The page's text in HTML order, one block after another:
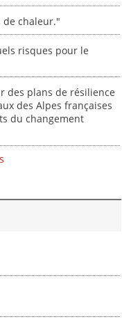
de chaleur."
risques pour le
des plans de résilience
des Alpes françaises
du changement